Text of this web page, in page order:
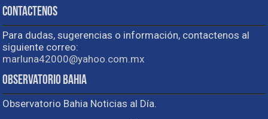
Contactenos
Para dudas, sugerencias o información, contactenos al
siguiente correo:
marluna42000@yahoo.com.mx
Observatorio Bahia
Observatorio Bahia Noticias al Día.